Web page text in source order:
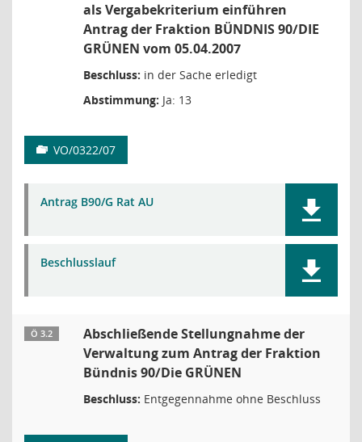
als Vergabekriterium einführen
Antrag der Fraktion BÜNDNIS 90/DIE
GRÜNEN vom 05.04.2007
Beschluss: in der Sache erledigt
Abstimmung: Ja: 13
VO/0322/07
Antrag B90/G Rat AU
Beschlusslauf
Ö 3.2
Abschließende Stellungnahme der
Verwaltung zum Antrag der Fraktion
Bündnis 90/Die GRÜNEN
Beschluss: Entgegennahme ohne Beschluss